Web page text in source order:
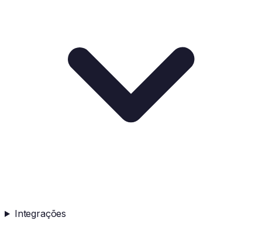
Integrações